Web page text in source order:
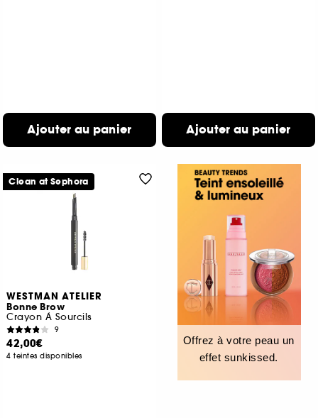
Ajouter au panier Ajouter au panier
WESTMAN ATELIER
Bonne Brow
Crayon À Sourcils
9
42,00€
4 teintes disponibles
Clean at Sephora
Offrez à votre peau un
effet sunkissed.